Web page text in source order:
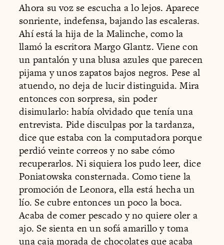
Ahora su voz se escucha a lo lejos. Aparece
sonriente, indefensa, bajando las escaleras.
Ahí está la hija de la Malinche, como la
llamó la escritora Margo Glantz. Viene con
un pantalón y una blusa azules que parecen
pijama y unos zapatos bajos negros. Pese al
atuendo, no deja de lucir distinguida. Mira
entonces con sorpresa, sin poder
disimularlo: había olvidado que tenía una
entrevista. Pide disculpas por la tardanza,
dice que estaba con la computadora porque
perdió veinte correos y no sabe cómo
recuperarlos. Ni siquiera los pudo leer, dice
Poniatowska consternada. Como tiene la
promoción de Leonora, ella está hecha un
lío. Se cubre entonces un poco la boca.
Acaba de comer pescado y no quiere oler a
ajo. Se sienta en un sofá amarillo y toma
una caja morada de chocolates que acaba